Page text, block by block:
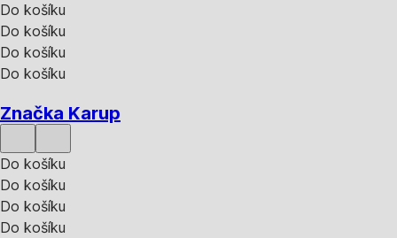
Do košíku
Do košíku
Do košíku
Do košíku
Značka Karup
Do košíku
Do košíku
Do košíku
Do košíku